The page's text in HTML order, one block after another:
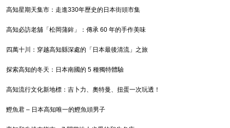
高知星期天集市：走進330年歷史的日本街頭市集
高知必訪老舖「松岡蒲鉾」：傳承 60 年的手作美味
四萬十川：穿越高知縣深處的「日本最後清流」之旅
探索高知的冬天：日本南國的 5 種獨特體驗
高知流行文化新地標：吉卜力、奧特曼、扭蛋一次玩透！
鰹魚君 – 日本高知唯一的鰹魚頭男子